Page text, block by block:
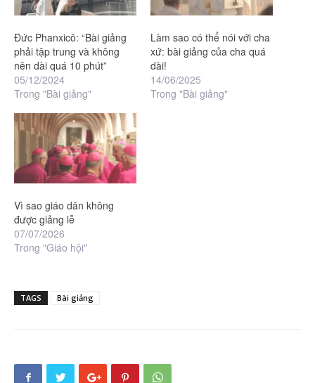
Đức Phanxicô: “Bài giảng
phải tập trung và không
nên dài quá 10 phút”
05/12/2024
Trong "Bài giảng"
Làm sao có thể nói với cha
xứ: bài giảng của cha quá
dài!
14/06/2025
Trong "Bài giảng"
Vì sao giáo dân không
được giảng lễ
07/07/2026
Trong "Giáo hội"
TAGS Bài giảng